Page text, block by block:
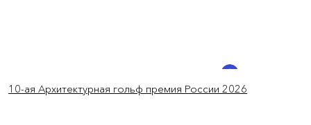
10-ая Архитектурная гольф премия России 2026